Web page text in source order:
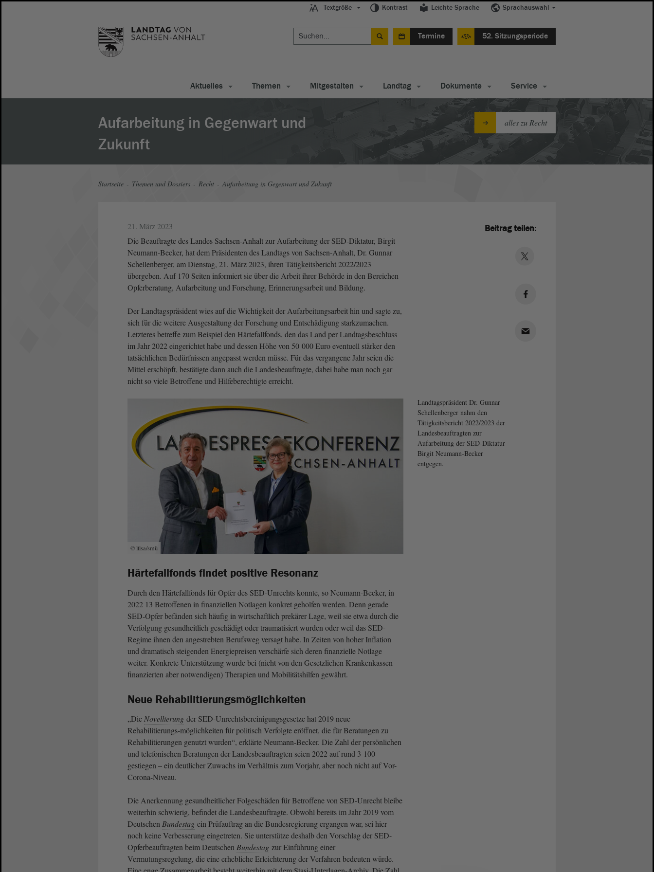
Textgröße Kontrast Leichte Sprache Sprachauswahl
Termine 52. Sitzungsperiode
Aktuelles Themen Mitgestalten Landtag Dokumente Service
Aufarbeitung in Gegenwart und
Zukunft
alles zu Recht
Startseite Themen und Dossiers Recht Aufarbeitung in Gegenwart und Zukunft
21. März 2023
Die Beauftragte des Landes Sachsen-Anhalt zur Aufarbeitung der SED-Diktatur, Birgit
Neumann-Becker, hat dem Präsidenten des Landtags von Sachsen-Anhalt, Dr. Gunnar
Schellenberger, am Dienstag, 21. März 2023, ihren Tätigkeitsbericht 2022/2023
übergeben. Auf 170 Seiten informiert sie über die Arbeit ihrer Behörde in den Bereichen
Opferberatung, Aufarbeitung und Forschung, Erinnerungsarbeit und Bildung.
Der Landtagspräsident wies auf die Wichtigkeit der Aufarbeitungsarbeit hin und sagte zu,
sich für die weitere Ausgestaltung der Forschung und Entschädigung starkzumachen.
Letzteres betreffe zum Beispiel den Härtefallfonds, den das Land per Landtagsbeschluss
im Jahr 2022 eingerichtet habe und dessen Höhe von 50 000 Euro eventuell stärker den
tatsächlichen Bedürfnissen angepasst werden müsse. Für das vergangene Jahr seien die
Mittel erschöpft, bestätigte dann auch die Landesbeauftragte, dabei habe man noch gar
nicht so viele Betroffene und Hilfeberechtigte erreicht.
© ltlsa/smü
Landtagspräsident Dr. Gunnar
Schellenberger nahm den
Tätigkeitsbericht 2022/2023 der
Landesbeauftragten zur
Aufarbeitung der SED-Diktatur
Birgit Neumann-Becker
entgegen.
Härtefallfonds findet positive Resonanz
Durch den Härtefallfonds für Opfer des SED-Unrechts konnte, so Neumann-Becker, in
2022 13 Betroffenen in finanziellen Notlagen konkret geholfen werden. Denn gerade
SED-Opfer befänden sich häufig in wirtschaftlich prekärer Lage, weil sie etwa durch die
Verfolgung gesundheitlich geschädigt oder traumatisiert wurden oder weil das SED-
Regime ihnen den angestrebten Berufsweg versagt habe. In Zeiten von hoher Inflation
und dramatisch steigenden Energiepreisen verschärfe sich deren finanzielle Notlage
weiter. Konkrete Unterstützung wurde bei (nicht von den Gesetzlichen Krankenkassen
finanzierten aber notwendigen) Therapien und Mobilitätshilfen gewährt.
Neue Rehabilitierungsmöglichkeiten
„Die Novellierung der SED-Unrechtsbereinigungsgesetze hat 2019 neue
Rehabilitierungs-möglichkeiten für politisch Verfolgte eröffnet, die für Beratungen zu
Rehabilitierungen genutzt wurden“, erklärte Neumann-Becker. Die Zahl der persönlichen
und telefonischen Beratungen der Landesbeauftragten seien 2022 auf rund 3 100
gestiegen – ein deutlicher Zuwachs im Verhältnis zum Vorjahr, aber noch nicht auf Vor-
Corona-Niveau.
Die Anerkennung gesundheitlicher Folgeschäden für Betroffene von SED-Unrecht bleibe
weiterhin schwierig, befindet die Landesbeauftragte. Obwohl bereits im Jahr 2019 vom
Deutschen Bundestag ein Prüfauftrag an die Bundesregierung ergangen war, sei hier
noch keine Verbesserung eingetreten. Sie unterstütze deshalb den Vorschlag der SED-
Opferbeauftragten beim Deutschen Bundestag zur Einführung einer
Vermutungsregelung, die eine erhebliche Erleichterung der Verfahren bedeuten würde.
Beitrag teilen: